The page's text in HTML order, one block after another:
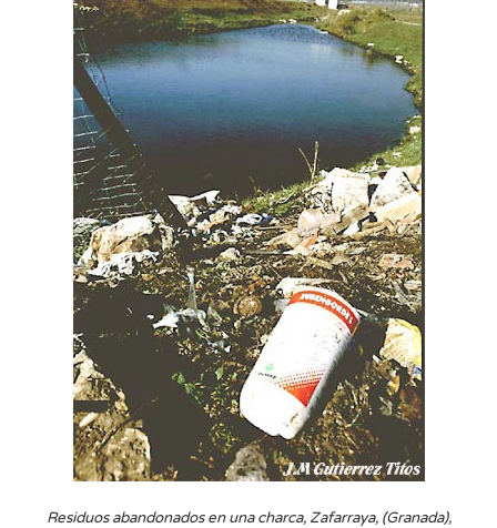
Residuos abandonados en una charca, Zafarraya, (Granada),